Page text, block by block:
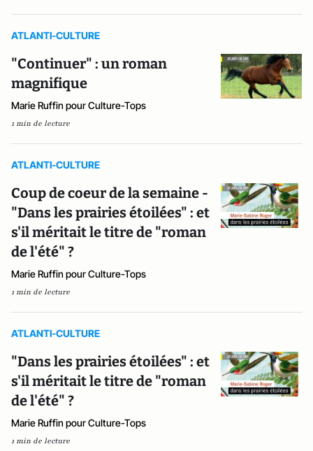
ATLANTI-CULTURE
"Continuer" : un roman
magnifique
Marie Ruffin pour Culture-Tops
1 min de lecture
ATLANTI-CULTURE
Coup de coeur de la semaine -
"Dans les prairies étoilées" : et
s'il méritait le titre de "roman
de l'été" ?
Marie Ruffin pour Culture-Tops
1 min de lecture
ATLANTI-CULTURE
"Dans les prairies étoilées" : et
s'il méritait le titre de "roman
de l'été" ?
Marie Ruffin pour Culture-Tops
1 min de lecture